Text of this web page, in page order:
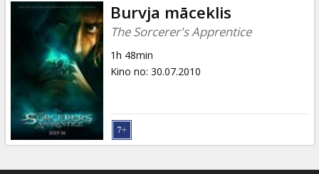
Burvja māceklis
The Sorcerer's Apprentice
1h 48min
Kino no: 30.07.2010